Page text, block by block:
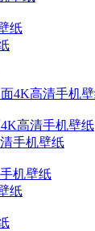
纸
高清手机壁纸
机壁纸